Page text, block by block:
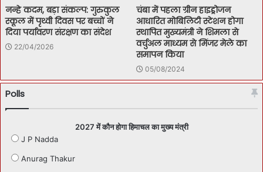
नन्हे कदम, बड़ा संकल्प: गुरुकुल
स्कूल में पृथ्वी दिवस पर बच्चों ने
दिया पर्यावरण संरक्षण का संदेश
22/04/2026
चंबा में पहला ग्रीन हाइड्रोजन
आधारित मोबिलिटी स्टेशन होगा
स्थापित मुख्यमंत्री ने शिमला से
वर्चुअल माध्यम से मिंजर मेले का
समापन किया
05/08/2024
Polls
2027 में कौन होगा हिमाचल का मुख्य मंत्री
J P Nadda
Anurag Thakur